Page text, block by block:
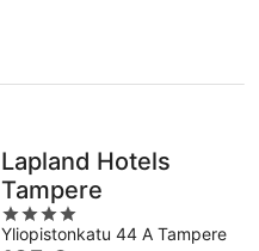
Lapland Hotels
Tampere
4
out
Yliopistonkatu 44 A Tampere